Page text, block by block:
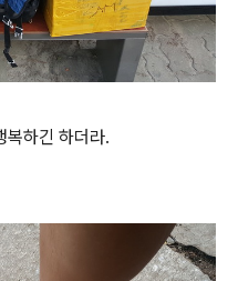
복하긴 하더라.